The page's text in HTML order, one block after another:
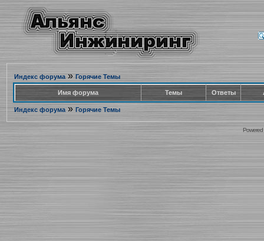
Индекс форума» Горячие Темы
Имя форума Темы Ответы
Индекс форума» Горячие Темы